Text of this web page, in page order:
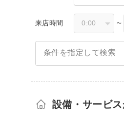
来店時間 〜
条件を指定して検索
設備・サービ